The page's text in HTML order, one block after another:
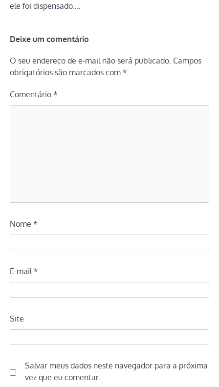
ele foi dispensado.…
Deixe um comentário
O seu endereço de e-mail não será publicado. Campos
obrigatórios são marcados com *
Comentário *
Nome *
E-mail*
Site
Salvar meus dados neste navegador para a próxima
vez que eu comentar.